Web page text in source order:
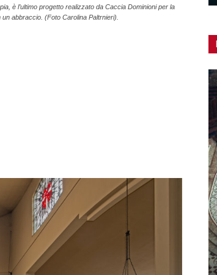
è l’ultimo progetto realizzato da Caccia Dominioni per la
abbraccio. (Foto Carolina Paltrnieri).
Adeguamento delle cattedrali: